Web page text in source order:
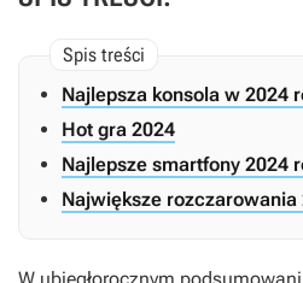
Najlepsza konsola w 2024
Hot gra 2024
Najlepsze smartfony 2024
Największe rozczarowania